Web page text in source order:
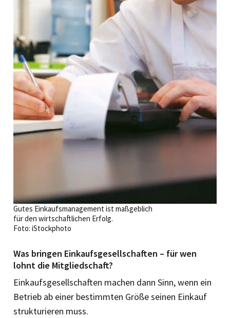
Gutes Einkaufsmanagement ist maßgeblich
für den wirtschaftlichen Erfolg.
Foto: iStockphoto
Was bringen Einkaufsgesellschaften – für wen
lohnt die Mitgliedschaft?
Einkaufsgesellschaften machen dann Sinn, wenn ein
Betrieb ab einer bestimmten Größe seinen Einkauf
strukturieren muss.